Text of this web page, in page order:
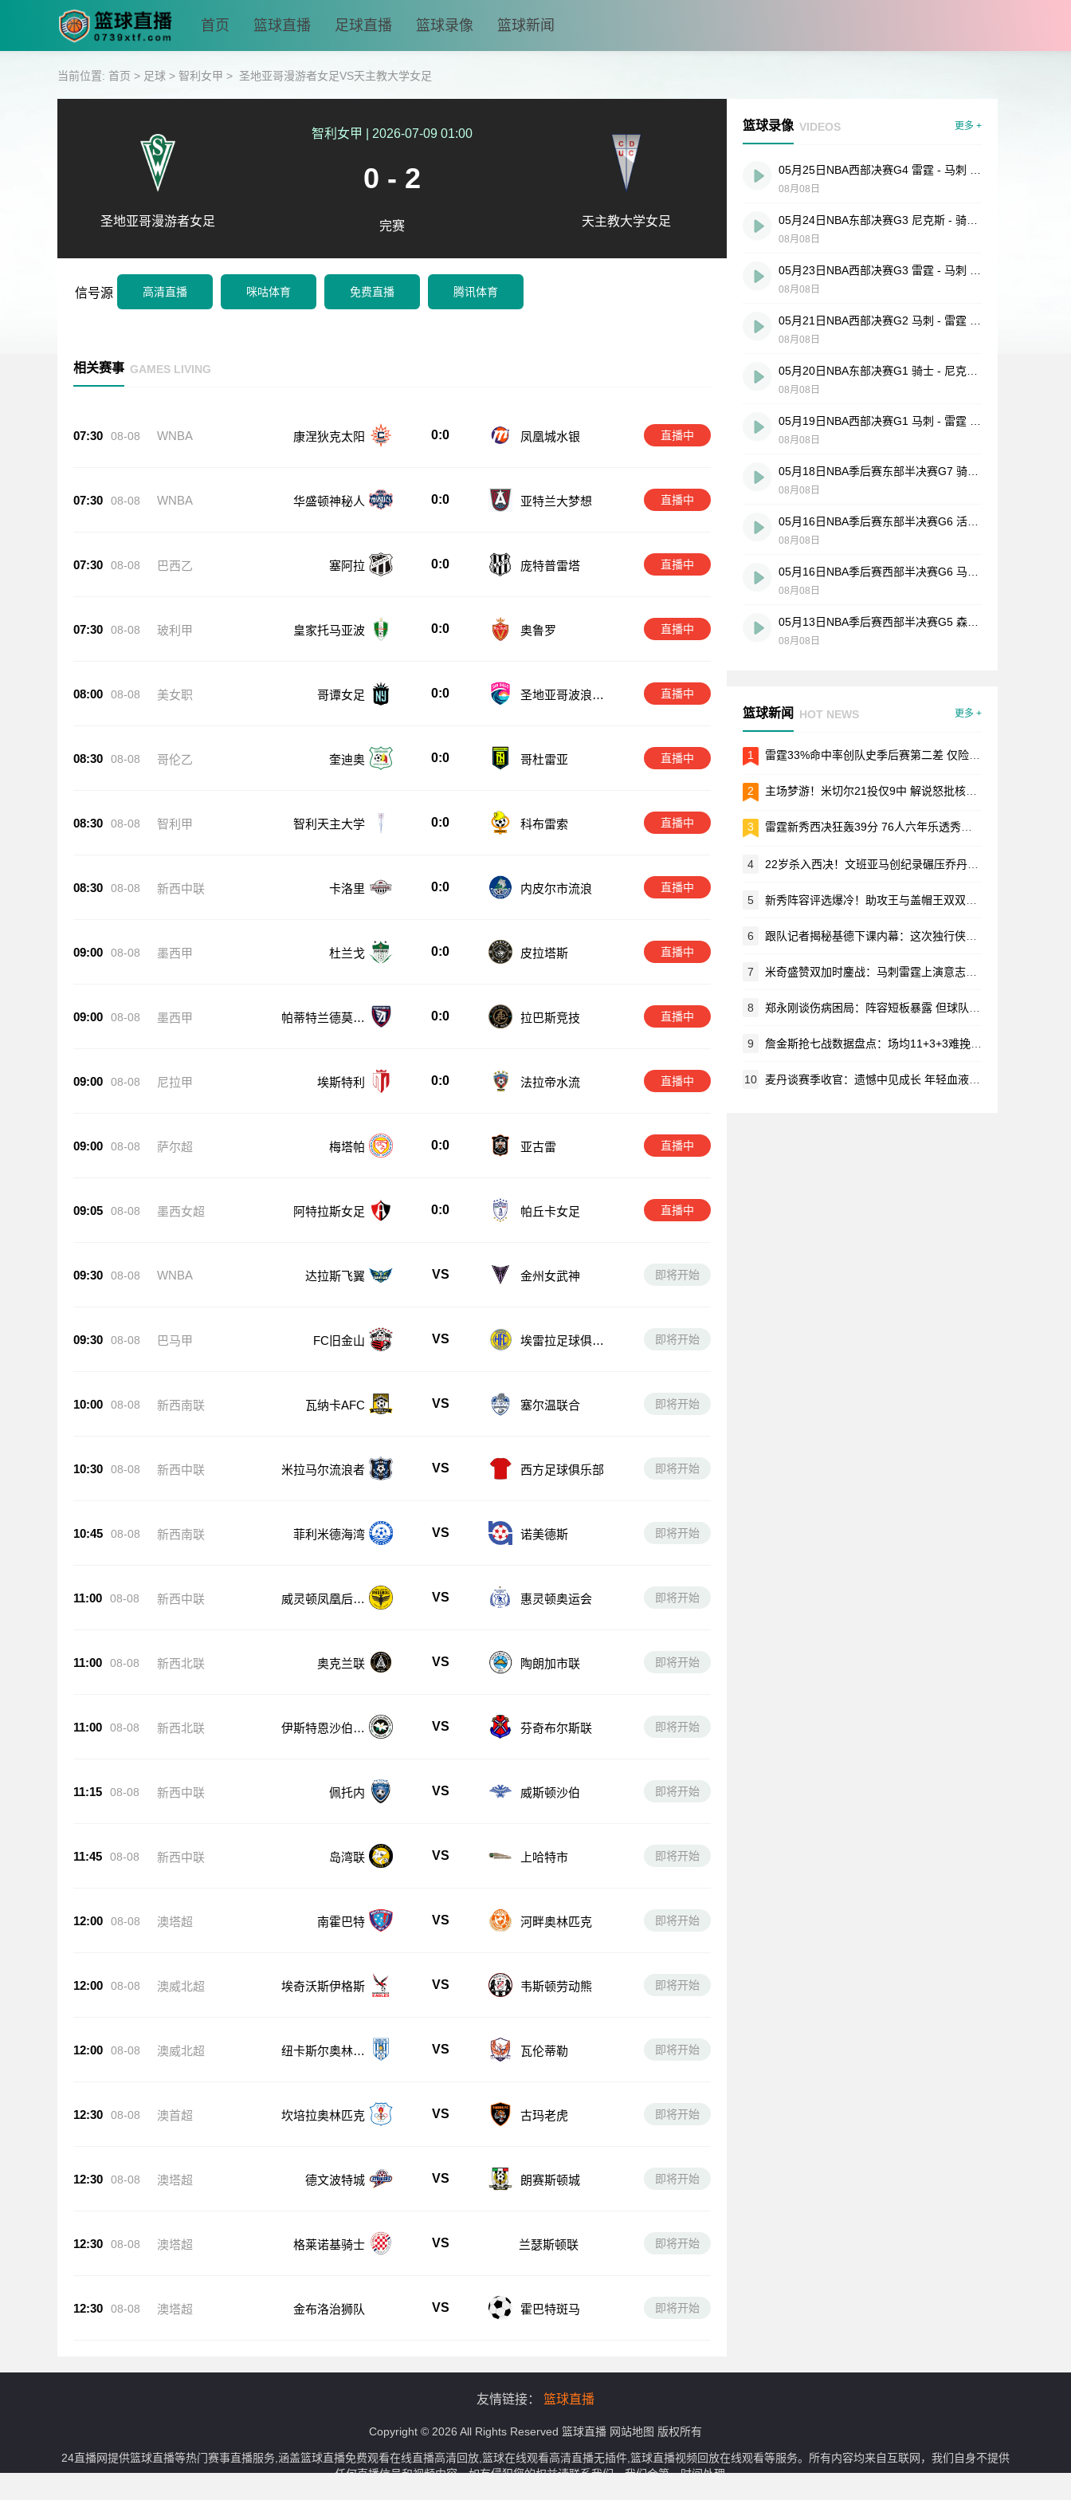
首页 篮球直播 足球直播 篮球录像 篮球新闻
当前位置: 首页 > 足球 > 智利女甲 > 圣地亚哥漫游者女足VS天主教大学女足
圣地亚哥漫游者女足
智利女甲 2026-07-09 01:00
0 - 2
完赛 天主教大学女足
信号源 高清直播 咪咕体育 免费直播 腾讯体育
相关赛事 GAMES LIVING
07:30 08-08 WNBA 康涅狄克太阳 0:0 凤凰城水银 直播中
07:30 08-08 WNBA 华盛顿神秘人 0:0 亚特兰大梦想 直播中
07:30 08-08 巴西乙 塞阿拉 0:0 庞特普雷塔 直播中
07:30 08-08 玻利甲 皇家托马亚波 0:0 奥鲁罗 直播中
08:00 08-08 美女职 哥谭女足 0:0
圣地亚哥波浪女
直播中
08:30 08-08 哥伦乙 奎迪奥 0:0 哥杜雷亚 直播中
08:30 08-08 智利甲 智利天主大学 0:0 科布雷索 直播中
08:30 08-08 新西中联 卡洛里 0:0 内皮尔市流浪 直播中
09:00 08-08 墨西甲 杜兰戈 0:0 皮拉塔斯 直播中
09:00 08-08 墨西甲
帕蒂特兰德莫雷
0:0 拉巴斯竞技 直播中
09:00 08-08 尼拉甲 埃斯特利 0:0 法拉帝水流 直播中
09:00 08-08 萨尔超 梅塔帕 0:0 亚古雷 直播中
09:05 08-08 墨西女超 阿特拉斯女足 0:0 帕丘卡女足 直播中
09:30 08-08 WNBA 达拉斯飞翼 VS 金州女武神 即将开始
09:30 08-08 巴马甲 FC旧金山 VS
埃雷拉足球俱乐
即将开始
10:00 08-08 新西南联 瓦纳卡AFC VS 塞尔温联合 即将开始
10:30 08-08 新西中联 米拉马尔流浪者 VS 西方足球俱乐部 即将开始
10:45 08-08 新西南联 菲利米德海湾 VS 诺美德斯 即将开始
11:00 08-08 新西中联
威灵顿凤凰后备
VS 惠灵顿奥运会 即将开始
11:00 08-08 新西北联 奥克兰联 VS 陶朗加市联 即将开始
11:00 08-08 新西北联
伊斯特恩沙伯奥
VS 芬奇布尔斯联 即将开始
11:15 08-08 新西中联 佩托内 VS 威斯顿沙伯 即将开始
11:45 08-08 新西中联 岛湾联 VS 上哈特市 即将开始
12:00 08-08 澳塔超 南霍巴特 VS 河畔奥林匹克 即将开始
12:00 08-08 澳威北超 埃奇沃斯伊格斯 VS 韦斯顿劳动熊 即将开始
12:00 08-08 澳威北超
纽卡斯尔奥林匹
VS 瓦伦蒂勒 即将开始
12:30 08-08 澳首超 坎培拉奥林匹克 VS 古玛老虎 即将开始
12:30 08-08 澳塔超 德文波特城 VS 朗赛斯顿城 即将开始
12:30 08-08 澳塔超 格莱诺基骑士 VS 兰瑟斯顿联 即将开始
12:30 08-08 澳塔超 金布洛治狮队 VS 霍巴特斑马 即将开始
篮球录像 VIDEOS 更多 +
08月08日
08月08日
08月08日
08月08日
08月08日
08月08日
08月08日
08月08日
08月08日
08月08日
篮球新闻 HOT NEWS 更多 +
1 雷霆33%命中率创队史季后赛第二差 仅险胜三年前耻辱一战
2 主场梦游！米切尔21投仅9中 解说怒批核心表现不及格
3 雷霆新秀西决狂轰39分 76人六年乐透秀加起来都不够看
4 22岁杀入西决！文班亚马创纪录碾压乔丹邓肯 马刺新王横空出世
5 新秀阵容评选爆冷！助攻王与盖帽王双双落选引热议
6 跟队记者揭秘基德下课内幕：这次独行侠管理层真没手软
7 米奇盛赞双加时鏖战：马刺雷霆上演意志对决 替补奇兵定乾坤
8 郑永刚谈伤病困局：阵容短板暴露 但球队精气神不能垮
9 詹金斯抢七战数据盘点：场均11+3+3难挽活塞败局
10 麦丹谈赛季收官：遗憾中见成长 年轻血液让未来可期
友情链接： 篮球直播
Copyright © 2026 All Rights Reserved 篮球直播 网站地图 版权所有
24直播网提供篮球直播等热门赛事直播服务,涵盖篮球直播免费观看在线直播高清回放,篮球在线观看高清直播无插件,篮球直播视频回放在线观看等服务。所有内容均来自互联网，我们自身不提供
任何直播信号和视频内容，如有侵犯您的权益请联系我们，我们会第一时间处理。